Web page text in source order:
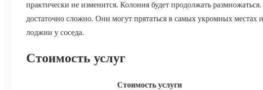
практически не изменится. Колония будет продолжать
достаточно сложно. Они могут прятаться в самых укромных местах
лоджии у соседа.
Стоимость услуг
Стоимость услуги